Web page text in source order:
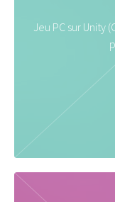
Jeu PC sur Unity